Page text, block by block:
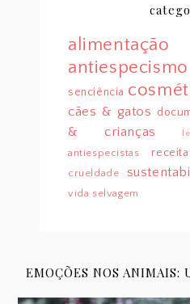
alimentação
antiespecismo
senciência
cães & gatos
& crianças
antiespecistas
crueldade
vida selvagem
EMOÇÕES NOS ANIMAIS: